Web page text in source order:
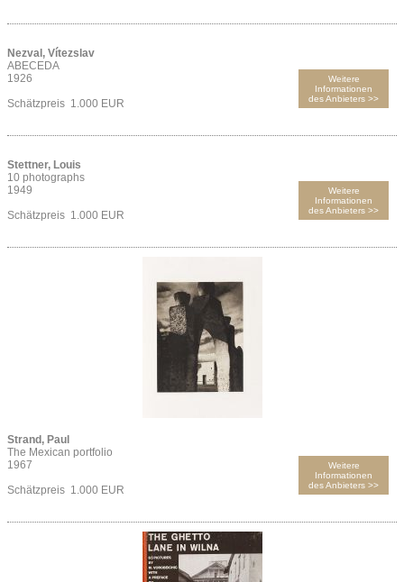
Nezval, Vítezslav
ABECEDA
1926
Schätzpreis 1.000 EUR
Weitere
Informationen
des Anbieters >>
Stettner, Louis
10 photographs
1949
Schätzpreis 1.000 EUR
Weitere
Informationen
des Anbieters >>
Strand, Paul
The Mexican portfolio
1967
Schätzpreis 1.000 EUR
Weitere
Informationen
des Anbieters >>